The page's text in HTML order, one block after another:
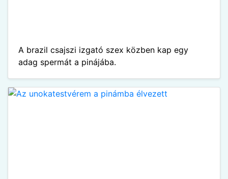
A brazil csajszi izgató szex közben kap egy
adag spermát a pinájába.